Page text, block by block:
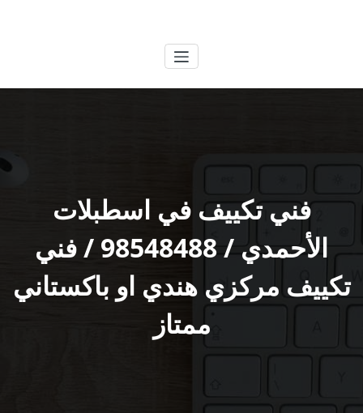
فني تكييف في اسطبلات
الأحمدي / 98548488 / فني
تكييف مركزي هندي او باكستاني
ممتاز